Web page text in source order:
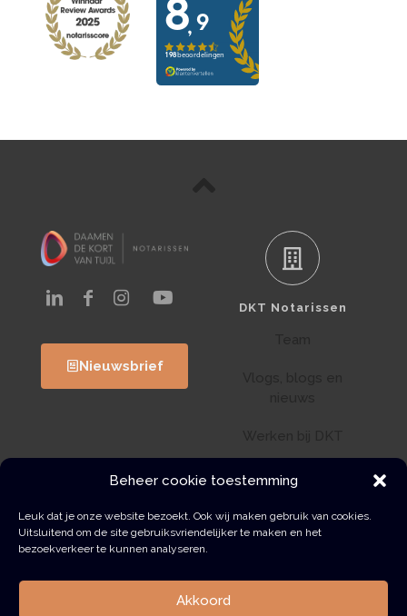
Beheer cookie toestemming
Leuk dat je onze website bezoekt. Ook wij maken gebruik van cookies.
Uitsluitend om de site gebruiksvriendelijker te maken en het
bezoekverkeer te kunnen analyseren.
Akkoord
Nieuwsbrief
DKT Notarissen
Klantenportaal
Wwft